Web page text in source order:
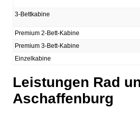
3-Bettkabine
Premium 2-Bett-Kabine
Premium 3-Bett-Kabine
Einzelkabine
Leistungen Rad
Aschaffenburg